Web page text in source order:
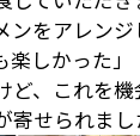
ンをアレン
楽しかった」
ど、これを
せられまし